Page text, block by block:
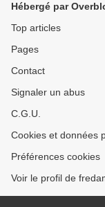
Hébergé par
Top articles
Pages
Contact
Signaler un abus
C.G.U.
Cookies et données
Préférences cookies
Voir le profil de